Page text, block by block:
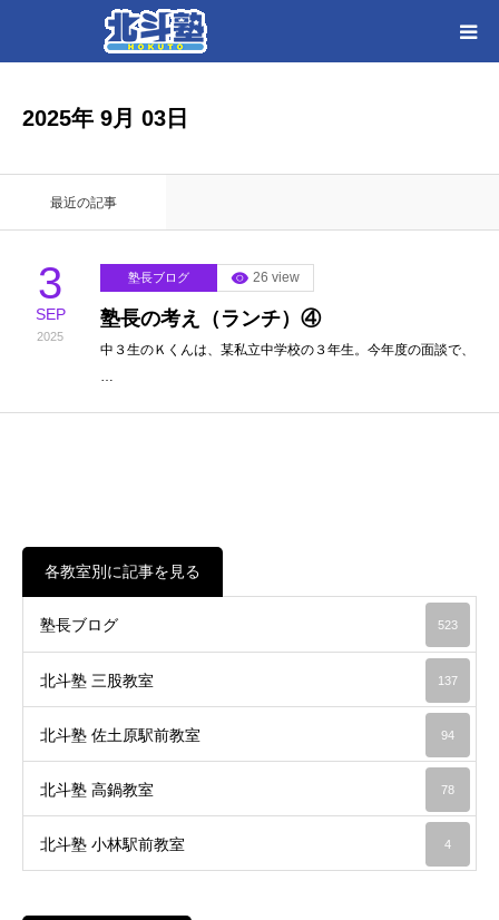
2025年 9月 03日
最近の記事
3
SEP
2025
塾長ブログ 26 view
塾長の考え（ランチ）④
中３生のＫくんは、某私立中学校の３年生。今年度の面談で、
…
各教室別に記事を見る
塾長ブログ 523
北斗塾 三股教室 137
北斗塾 佐土原駅前教室 94
北斗塾 高鍋教室 78
北斗塾 小林駅前教室 4
お問い合わせ